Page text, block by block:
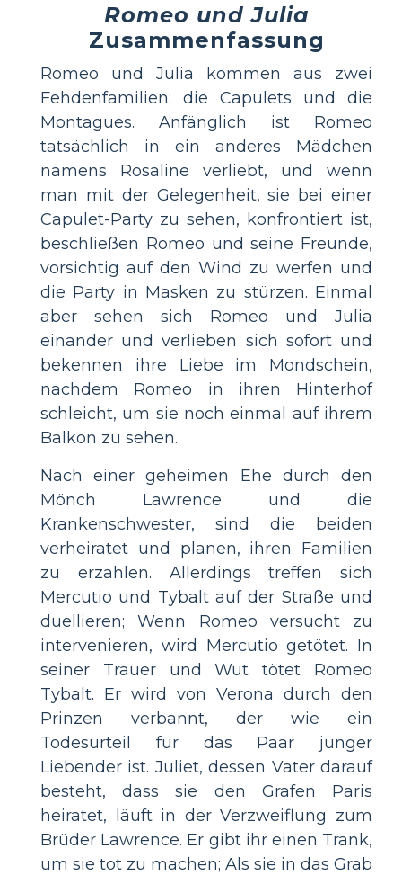
Romeo und Julia
Zusammenfassung
Romeo und Julia kommen aus zwei
Fehdenfamilien: die Capulets und die
Montagues. Anfänglich ist Romeo
tatsächlich in ein anderes Mädchen
namens Rosaline verliebt, und wenn
man mit der Gelegenheit, sie bei einer
Capulet-Party zu sehen, konfrontiert ist,
beschließen Romeo und seine Freunde,
vorsichtig auf den Wind zu werfen und
die Party in Masken zu stürzen. Einmal
aber sehen sich Romeo und Julia
einander und verlieben sich sofort und
bekennen ihre Liebe im Mondschein,
nachdem Romeo in ihren Hinterhof
schleicht, um sie noch einmal auf ihrem
Balkon zu sehen.
Nach einer geheimen Ehe durch den
Mönch Lawrence und die
Krankenschwester, sind die beiden
verheiratet und planen, ihren Familien
zu erzählen. Allerdings treffen sich
Mercutio und Tybalt auf der Straße und
duellieren; Wenn Romeo versucht zu
intervenieren, wird Mercutio getötet. In
seiner Trauer und Wut tötet Romeo
Tybalt. Er wird von Verona durch den
Prinzen verbannt, der wie ein
Todesurteil für das Paar junger
Liebender ist. Juliet, dessen Vater darauf
besteht, dass sie den Grafen Paris
heiratet, läuft in der Verzweiflung zum
Brüder Lawrence. Er gibt ihr einen Trank,
um sie tot zu machen; Als sie in das Grab